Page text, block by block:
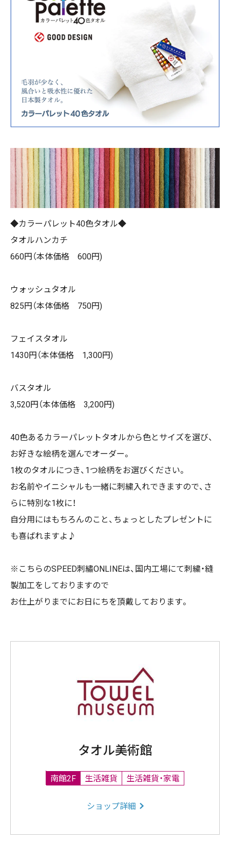
◆カラーパレット40色タオル◆
タオルハンカチ
660円（本体価格 600円)
ウォッシュタオル
825円（本体価格 750円)
フェイスタオル
1430円（本体価格 1,300円)
バスタオル
3,520円（本体価格 3,200円)
40色あるカラーパレットタオルから色とサイズを選び、
お好きな絵柄を選んでオーダー。
1枚のタオルにつき、1つ絵柄をお選びください。
お名前やイニシャルも一緒に刺繍入れできますので、さ
らに特別な1枚に！
自分用にはもちろんのこと、ちょっとしたプレゼントに
も喜ばれますよ♪
※こちらのSPEED刺繡ONLINEは、国内工場にて刺繍・縫
製加工をしておりますので
お仕上がりまでにお日にちを頂戴しております。
タオル美術館
南館2F 生活雑貨 生活雑貨・家電
ショップ詳細